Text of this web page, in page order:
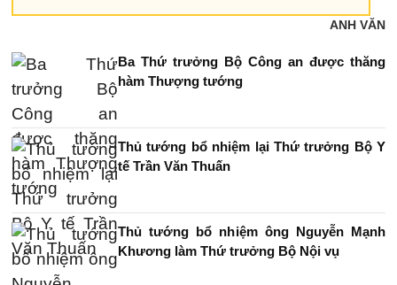
ANH VĂN
Ba Thứ trưởng Bộ Công an được thăng
hàm Thượng tướng
Thủ tướng bổ nhiệm lại Thứ trưởng Bộ Y
tế Trần Văn Thuấn
Thủ tướng bổ nhiệm ông Nguyễn Mạnh
Khương làm Thứ trưởng Bộ Nội vụ